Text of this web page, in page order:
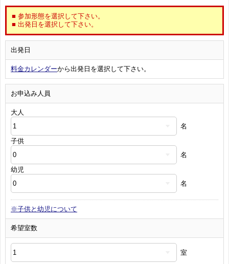
■ 参加形態を選択して下さい。
■ 出発日を選択して下さい。
出発日
料金カレンダーから出発日を選択して下さい。
お申込み人員
大人
名
子供
名
幼児
名
※子供と幼児について
希望室数
室